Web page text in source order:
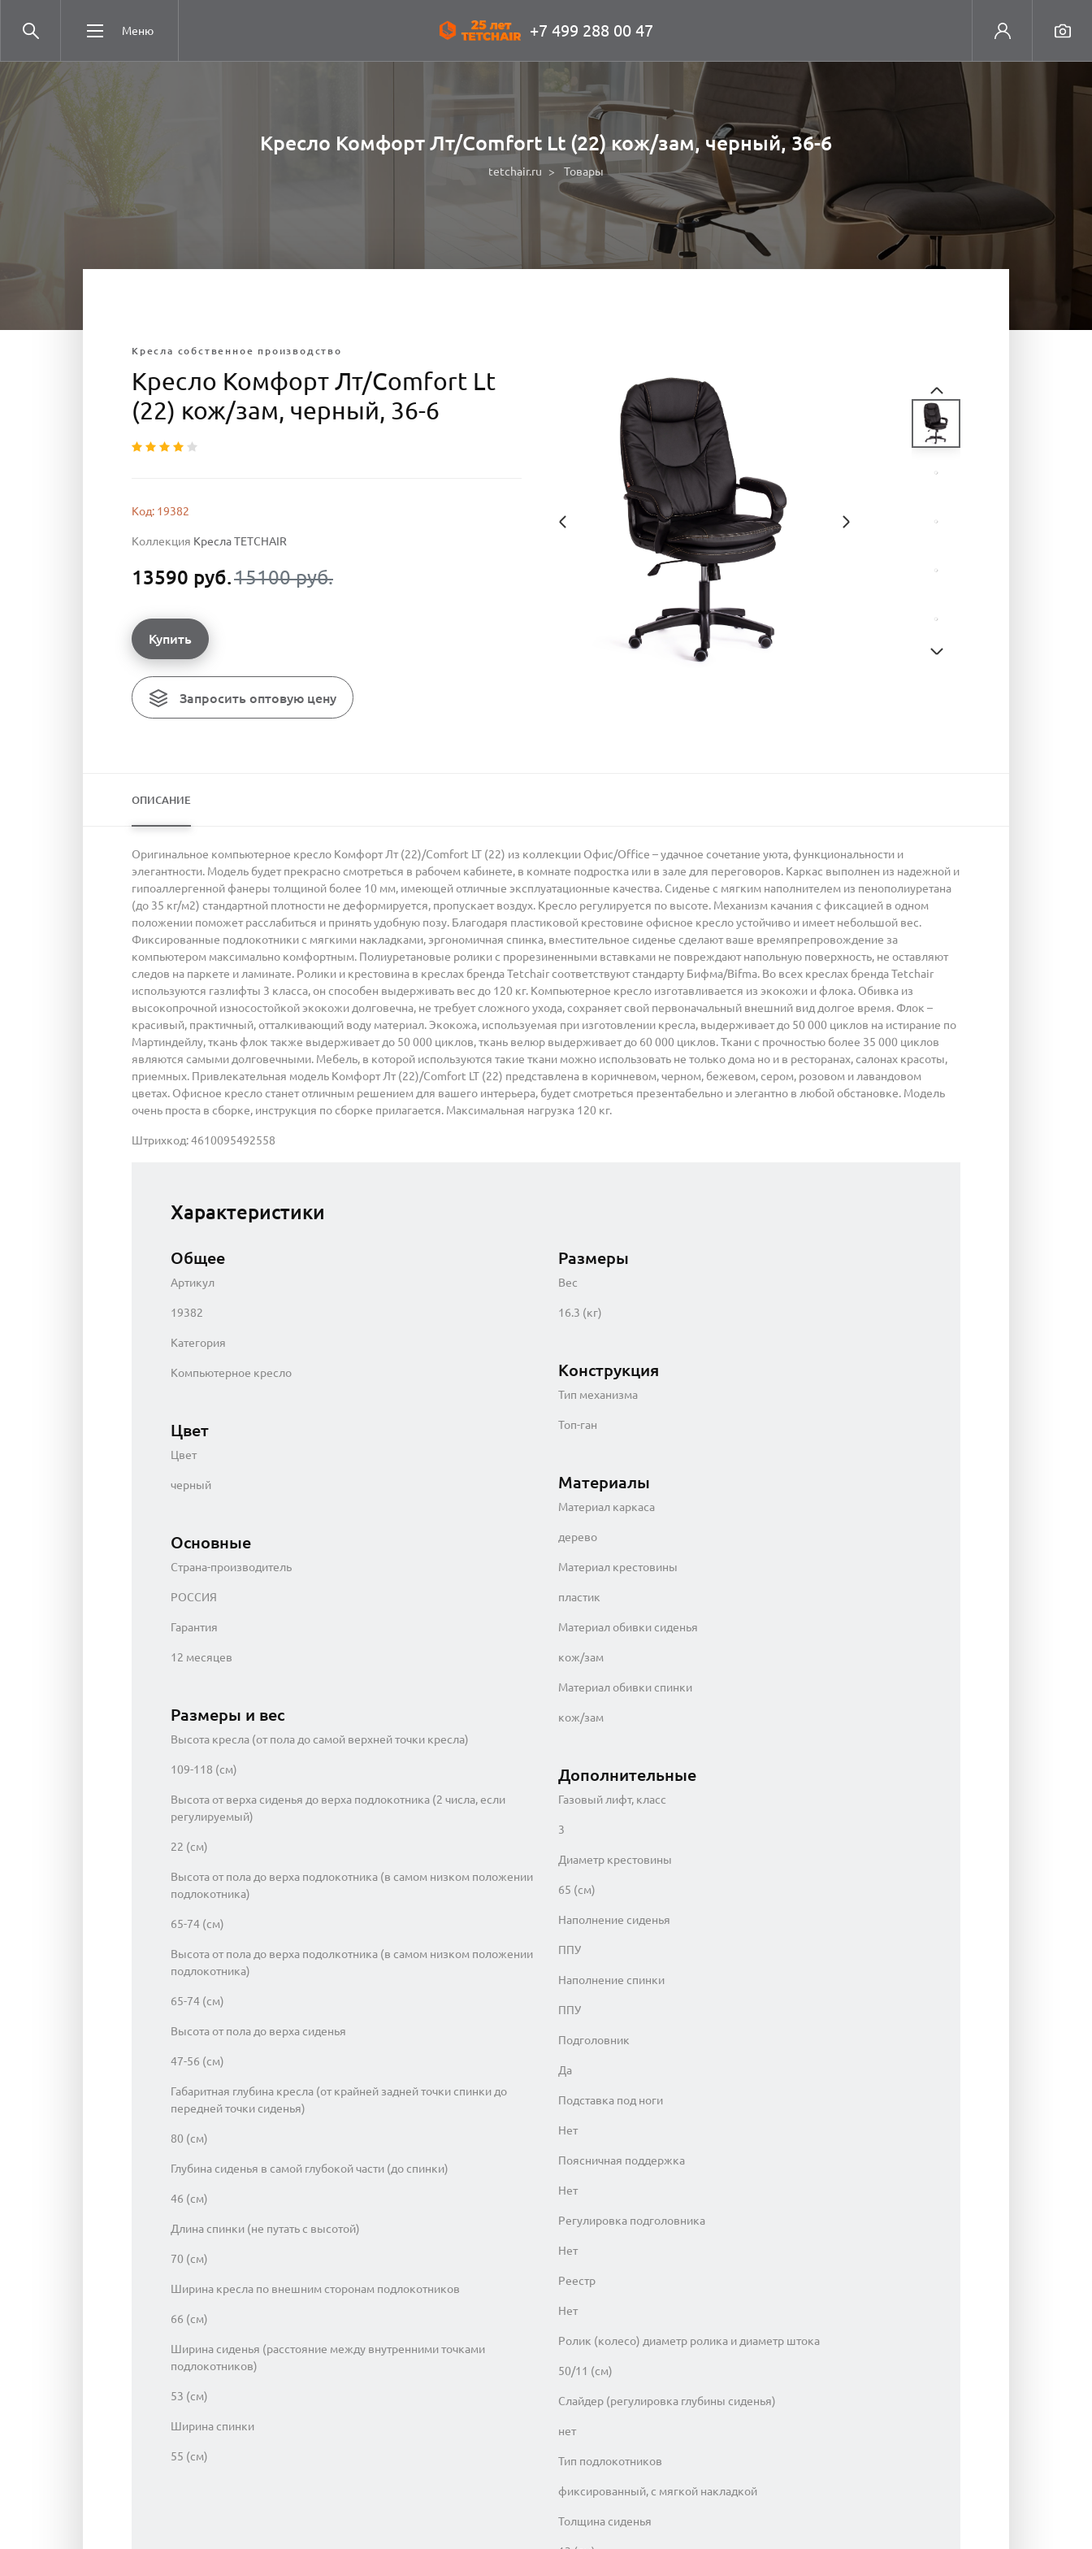
Меню +7 499 288 00 47
Кресло Комфорт Лт/Comfort Lt (22) кож/зам, черный, 36-6
tetchair.ru Товары
Кресла собственное производство
Кресло Комфорт Лт/Comfort Lt
(22) кож/зам, черный, 36-6
Код: 19382
Коллекция Кресла TETCHAIR
13590 руб.15100 руб.
Купить
Запросить оптовую цену
ОПИСАНИЕ
Оригинальное компьютерное кресло Комфорт Лт (22)/Comfort LT (22) из коллекции Офис/Office – удачное сочетание уюта, функциональности и
элегантности. Модель будет прекрасно смотреться в рабочем кабинете, в комнате подростка или в зале для переговоров. Каркас выполнен из надежной и
гипоаллергенной фанеры толщиной более 10 мм, имеющей отличные эксплуатационные качества. Сиденье с мягким наполнителем из пенополиуретана
(до 35 кг/м2) стандартной плотности не деформируется, пропускает воздух. Кресло регулируется по высоте. Механизм качания с фиксацией в одном
положении поможет расслабиться и принять удобную позу. Благодаря пластиковой крестовине офисное кресло устойчиво и имеет небольшой вес.
Фиксированные подлокотники с мягкими накладками, эргономичная спинка, вместительное сиденье сделают ваше времяпрепровождение за
компьютером максимально комфортным. Полиуретановые ролики с прорезиненными вставками не повреждают напольную поверхность, не оставляют
следов на паркете и ламинате. Ролики и крестовина в креслах бренда Tetchair соответствуют стандарту Бифма/Bifma. Во всех креслах бренда Tetchair
используются газлифты 3 класса, он способен выдерживать вес до 120 кг. Компьютерное кресло изготавливается из экокожи и флока. Обивка из
высокопрочной износостойкой экокожи долговечна, не требует сложного ухода, сохраняет свой первоначальный внешний вид долгое время. Флок –
красивый, практичный, отталкивающий воду материал. Экокожа, используемая при изготовлении кресла, выдерживает до 50 000 циклов на истирание по
Мартиндейлу, ткань флок также выдерживает до 50 000 циклов, ткань велюр выдерживает до 60 000 циклов. Ткани с прочностью более 35 000 циклов
являются самыми долговечными. Мебель, в которой используются такие ткани можно использовать не только дома но и в ресторанах, салонах красоты,
приемных. Привлекательная модель Комфорт Лт (22)/Comfort LT (22) представлена в коричневом, черном, бежевом, сером, розовом и лавандовом
цветах. Офисное кресло станет отличным решением для вашего интерьера, будет смотреться презентабельно и элегантно в любой обстановке. Модель
очень проста в сборке, инструкция по сборке прилагается. Максимальная нагрузка 120 кг.
Штрихкод: 4610095492558
Характеристики
Общее
Артикул
19382
Категория
Компьютерное кресло
Цвет
Цвет
черный
Основные
Страна-производитель
РОССИЯ
Гарантия
12 месяцев
Размеры и вес
Высота кресла (от пола до самой верхней точки кресла)
109-118 (см)
Высота от верха сиденья до верха подлокотника (2 числа, если
регулируемый)
22 (см)
Высота от пола до верха подлокотника (в самом низком положении
подлокотника)
65-74 (см)
Высота от пола до верха подолкотника (в самом низком положении
подлокотника)
65-74 (см)
Высота от пола до верха сиденья
47-56 (см)
Габаритная глубина кресла (от крайней задней точки спинки до
передней точки сиденья)
80 (см)
Глубина сиденья в самой глубокой части (до спинки)
46 (см)
Длина спинки (не путать с высотой)
70 (см)
Ширина кресла по внешним сторонам подлокотников
66 (см)
Ширина сиденья (расстояние между внутренними точками
подлокотников)
53 (см)
Ширина спинки
55 (см)
Размеры
Вес
16.3 (кг)
Конструкция
Тип механизма
Топ-ган
Материалы
Материал каркаса
дерево
Материал крестовины
пластик
Материал обивки сиденья
кож/зам
Материал обивки спинки
кож/зам
Дополнительные
Газовый лифт, класс
3
Диаметр крестовины
65 (см)
Наполнение сиденья
ППУ
Наполнение спинки
ППУ
Подголовник
Да
Подставка под ноги
Нет
Поясничная поддержка
Нет
Регулировка подголовника
Нет
Реестр
Нет
Ролик (колесо) диаметр ролика и диаметр штока
50/11 (см)
Слайдер (регулировка глубины сиденья)
нет
Тип подлокотников
фиксированный, с мягкой накладкой
Толщина сиденья